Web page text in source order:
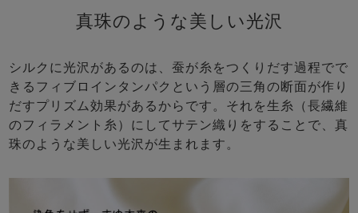
真珠のような美しい光沢
シルクに光沢があるのは、蚕が糸をつくりだす過程でで
きるフィブロインタンパクという層の三角の断面が作り
だすプリズム効果があるからです。それを生糸（長繊維
のフィラメント糸）にしてサテン織りをすることで、真
珠のような美しい光沢が生まれます。